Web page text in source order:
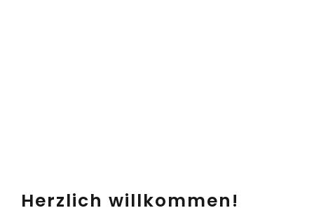
Herzlich willkommen!